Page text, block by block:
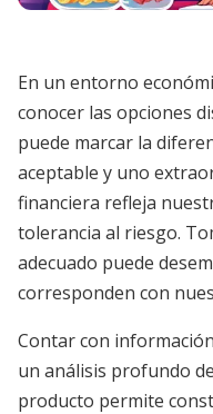
En un entorno
conocer las opciones
puede marcar la
aceptable y uno
financiera refleja
tolerancia al riesgo.
adecuado puede
corresponden con
Contar con
un análisis profundo
producto permite